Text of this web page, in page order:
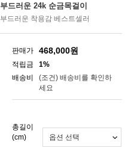
부드러운 24k 순금목걸이
부드러운 착용감 베스트셀러
판매가 468,000원
적립금
1%
배송비
(조건) 배송비를 확인하
세요
총길이
(cm)